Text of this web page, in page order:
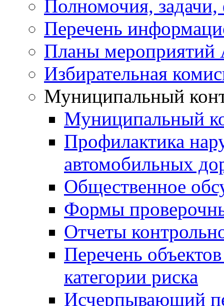
Полномочия,
Перечень
Планы мероприятий
Избирательная
Муниципальный
Муниципальный
Профилактика
автомобильных
Общественное
Формы
Отчеты
Перечень
категории риска
Исчерпывающий